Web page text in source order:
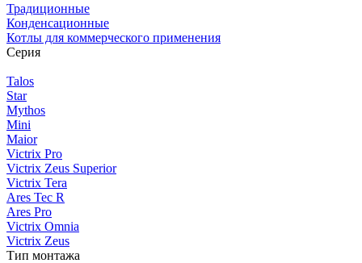
Традиционные
Конденсационные
Котлы для коммерческого применения
Серия
Talos
Star
Mythos
Mini
Maior
Victrix Pro
Victrix Zeus Superior
Victrix Tera
Ares Tec R
Ares Pro
Victrix Omnia
Victrix Zeus
Тип монтажа